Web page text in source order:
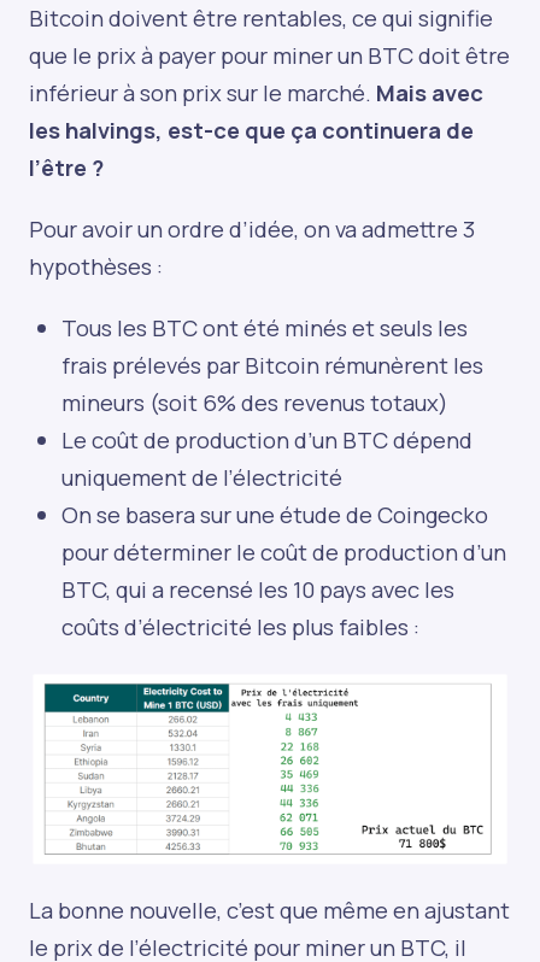
Bitcoin doivent être rentables, ce qui signifie
que le prix à payer pour miner un BTC doit être
inférieur à son prix sur le marché. Mais avec
les halvings, est-ce que ça continuera de
l’être ?
Pour avoir un ordre d’idée, on va admettre 3
hypothèses :
Tous les BTC ont été minés et seuls les
frais prélevés par Bitcoin rémunèrent les
mineurs (soit 6% des revenus totaux)
Le coût de production d’un BTC dépend
uniquement de l’électricité
On se basera surune étude de Coingecko
pour déterminer le coût de production d’un
BTC, qui a recensé les 10 pays avec les
coûts d’électricité les plus faibles :
La bonne nouvelle, c’est que même en ajustant
le prix de l’électricité pour miner un BTC, il